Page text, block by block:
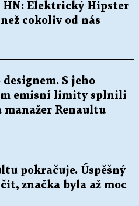
HN: Elektrický Hipster
cokoliv od nás
S jeho
emisní limity splnili
Renaultu
pokračuje. Úspěšný
značka byla až moc